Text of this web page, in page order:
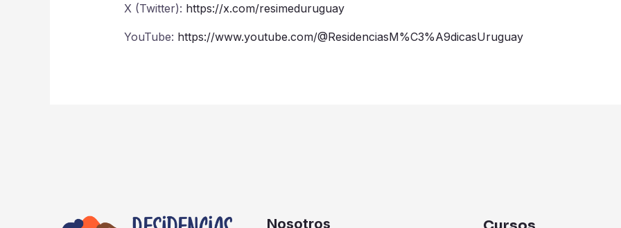
X (Twitter): https://x.com/resimeduruguay
YouTube: https://www.youtube.com/@ResidenciasM%C3%A9dicasUruguay
Nosotros